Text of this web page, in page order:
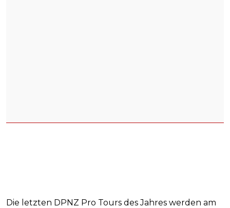
Die letzten DPNZ Pro Tours des Jahres werden am